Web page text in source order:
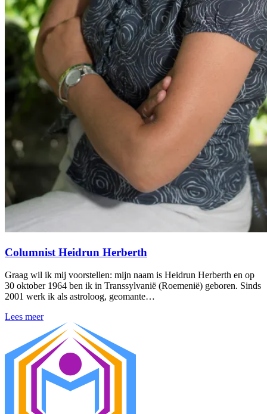
Columnist Heidrun Herberth
Graag wil ik mij voorstellen: mijn naam is Heidrun Herberth en op
30 oktober 1964 ben ik in Transsylvanië (Roemenië) geboren. Sinds
2001 werk ik als astroloog, geomante…
Lees meer